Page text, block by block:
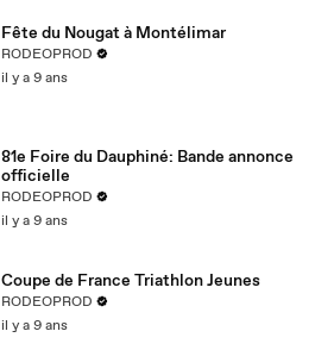
Fête du Nougat à Montélimar
RODEOPROD
il y a 9 ans
81e Foire du Dauphiné: Bande annonce
officielle
RODEOPROD
il y a 9 ans
Coupe de France Triathlon Jeunes
RODEOPROD
il y a 9 ans